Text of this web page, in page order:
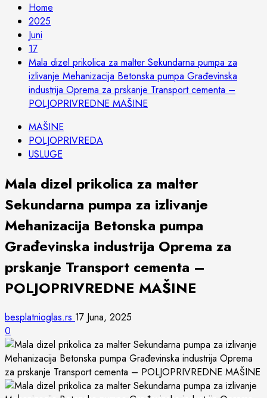
Home
2025
Juni
17
Mala dizel prikolica za malter Sekundarna pumpa za
izlivanje Mehanizacija Betonska pumpa Građevinska
industrija Oprema za prskanje Transport cementa –
POLJOPRIVREDNE MAŠINE
MAŠINE
POLJOPRIVREDA
USLUGE
Mala dizel prikolica za malter
Sekundarna pumpa za izlivanje
Mehanizacija Betonska pumpa
Građevinska industrija Oprema za
prskanje Transport cementa –
POLJOPRIVREDNE MAŠINE
besplatnioglas.rs 17 Juna, 2025
0